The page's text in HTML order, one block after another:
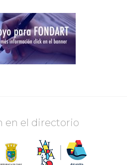
en el directorio